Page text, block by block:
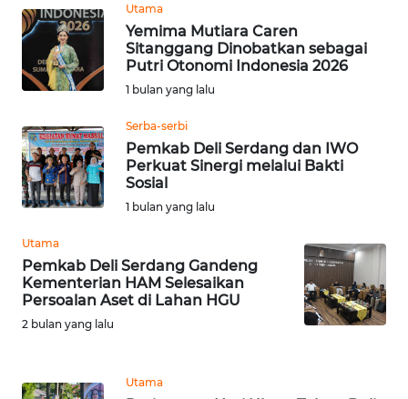
Utama
Yemima Mutiara Caren
Sitanggang Dinobatkan sebagai
Putri Otonomi Indonesia 2026
1 bulan yang lalu
Serba-serbi
Pemkab Deli Serdang dan IWO
Perkuat Sinergi melalui Bakti
Sosial
1 bulan yang lalu
Utama
Pemkab Deli Serdang Gandeng
Kementerian HAM Selesaikan
Persoalan Aset di Lahan HGU
2 bulan yang lalu
Utama
WN
RIAU
WN
WN
JAMBI
WN
WN
NTB